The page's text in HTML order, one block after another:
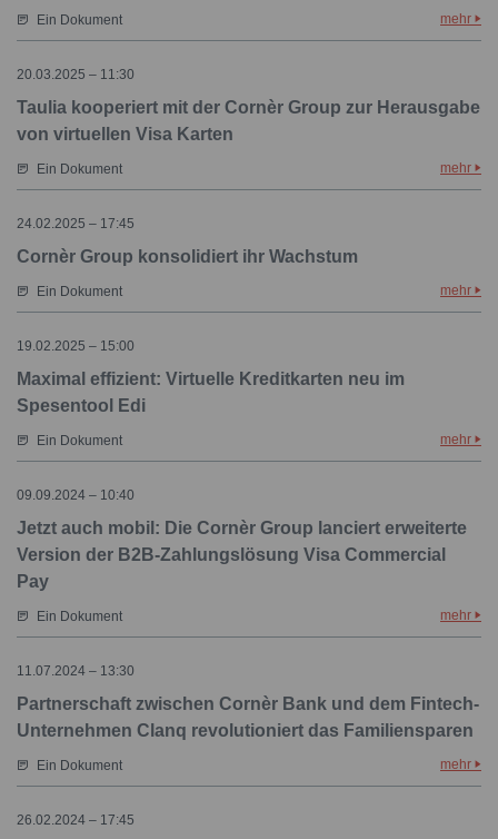
Ein Dokument mehr
20.03.2025 – 11:30
Taulia kooperiert mit der Cornèr Group zur Herausgabe
von virtuellen Visa Karten
Ein Dokument mehr
24.02.2025 – 17:45
Cornèr Group konsolidiert ihr Wachstum
Ein Dokument mehr
19.02.2025 – 15:00
Maximal effizient: Virtuelle Kreditkarten neu im
Spesentool Edi
Ein Dokument mehr
09.09.2024 – 10:40
Jetzt auch mobil: Die Cornèr Group lanciert erweiterte
Version der B2B-Zahlungslösung Visa Commercial
Pay
Ein Dokument mehr
11.07.2024 – 13:30
Partnerschaft zwischen Cornèr Bank und dem Fintech-
Unternehmen Clanq revolutioniert das Familiensparen
Ein Dokument mehr
26.02.2024 – 17:45